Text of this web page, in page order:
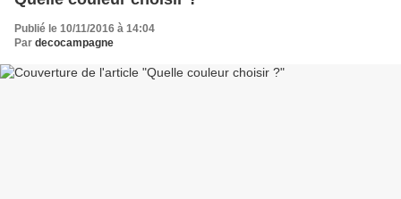
Publié le 10/11/2016 à 14:04
Par decocampagne